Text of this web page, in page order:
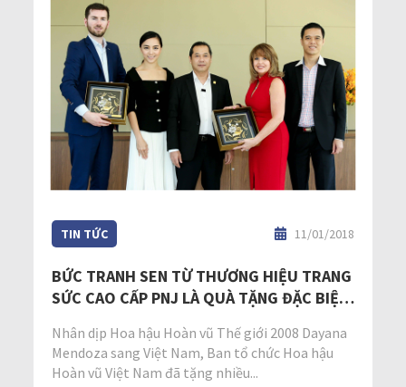
TIN TỨC 11/01/2018
BỨC TRANH SEN TỪ THƯƠNG HIỆU TRANG
SỨC CAO CẤP PNJ LÀ QUÀ TẶNG ĐẶC BIỆT
Nhân dịp Hoa hậu Hoàn vũ Thế giới 2008 Dayana
Mendoza sang Việt Nam, Ban tổ chức Hoa hậu
Hoàn vũ Việt Nam đã tặng nhiều...